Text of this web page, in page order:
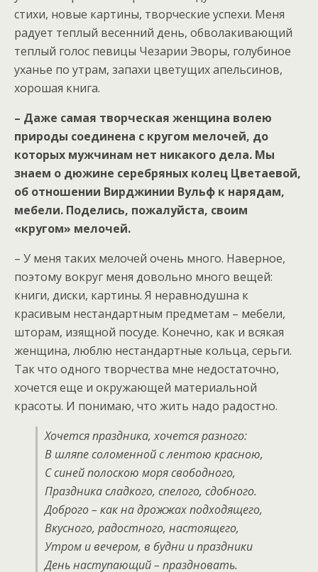
стихи, новые картины, творческие успехи. Меня
радует теплый весенний день, обволакивающий
теплый голос певицы Чезарии Эворы, голубиное
уханье по утрам, запахи цветущих апельсинов,
хорошая книга.
– Даже самая творческая женщина волею
природы соединена с кругом мелочей, до
которых мужчинам нет никакого дела. Мы
знаем о дюжине серебряных колец Цветаевой,
об отношении Вирджинии Вульф к нарядам,
мебели. Поделись, пожалуйста, своим
«кругом» мелочей.
– У меня таких мелочей очень много. Наверное,
поэтому вокруг меня довольно много вещей:
книги, диски, картины. Я неравнодушна к
красивым нестандартным предметам – мебели,
шторам, изящной посуде. Конечно, как и всякая
женщина, люблю нестандартные кольца, серьги.
Так что одного творчества мне недостаточно,
хочется еще и окружающей материальной
красоты. И понимаю, что жить надо радостно.
Хочется праздника, хочется разного:
В шляпе соломенной с лентою красною,
С синей полоскою моря свободного,
Праздника сладкого, спелого, сдобного.
Доброго – как на дрожжах подходящего,
Вкусного, радостного, настоящего,
Утром и вечером, в будни и праздники
День наступающий – праздновать.